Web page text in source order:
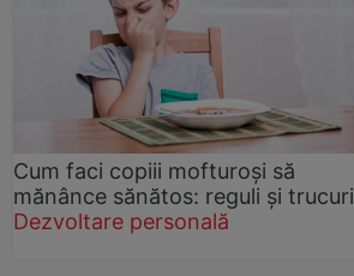
Cum faci copiii mofturoşi să
mănânce sănătos: reguli şi trucuri
Dezvoltare personală